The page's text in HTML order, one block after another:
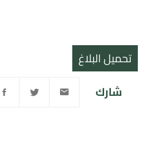
تحميل البلاغ
شارك